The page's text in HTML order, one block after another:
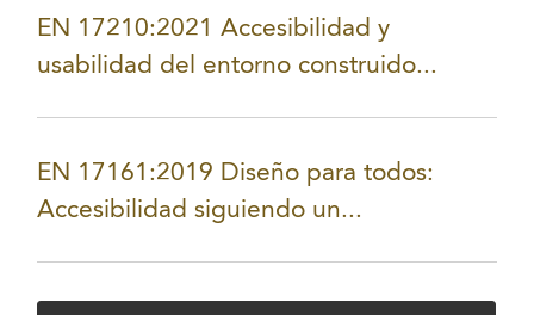
EN 17210:2021 Accesibilidad y
usabilidad del entorno construido...
EN 17161:2019 Diseño para todos:
Accesibilidad siguiendo un...